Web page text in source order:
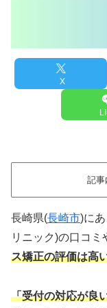
X
記事
長崎県(長崎市)に
リニック)の口コミ
ス矯正の評価は高
「受付の対応が良